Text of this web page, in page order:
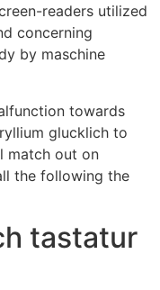
readers utilized
concerning
by maschine
towards
glucklich to
match out on
the following the
tastatur